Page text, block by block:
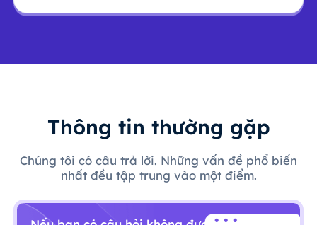
Thông tin thường gặp
Chúng tôi có câu trả lời. Những vấn đề phổ biến
nhất đều tập trung vào một điểm.